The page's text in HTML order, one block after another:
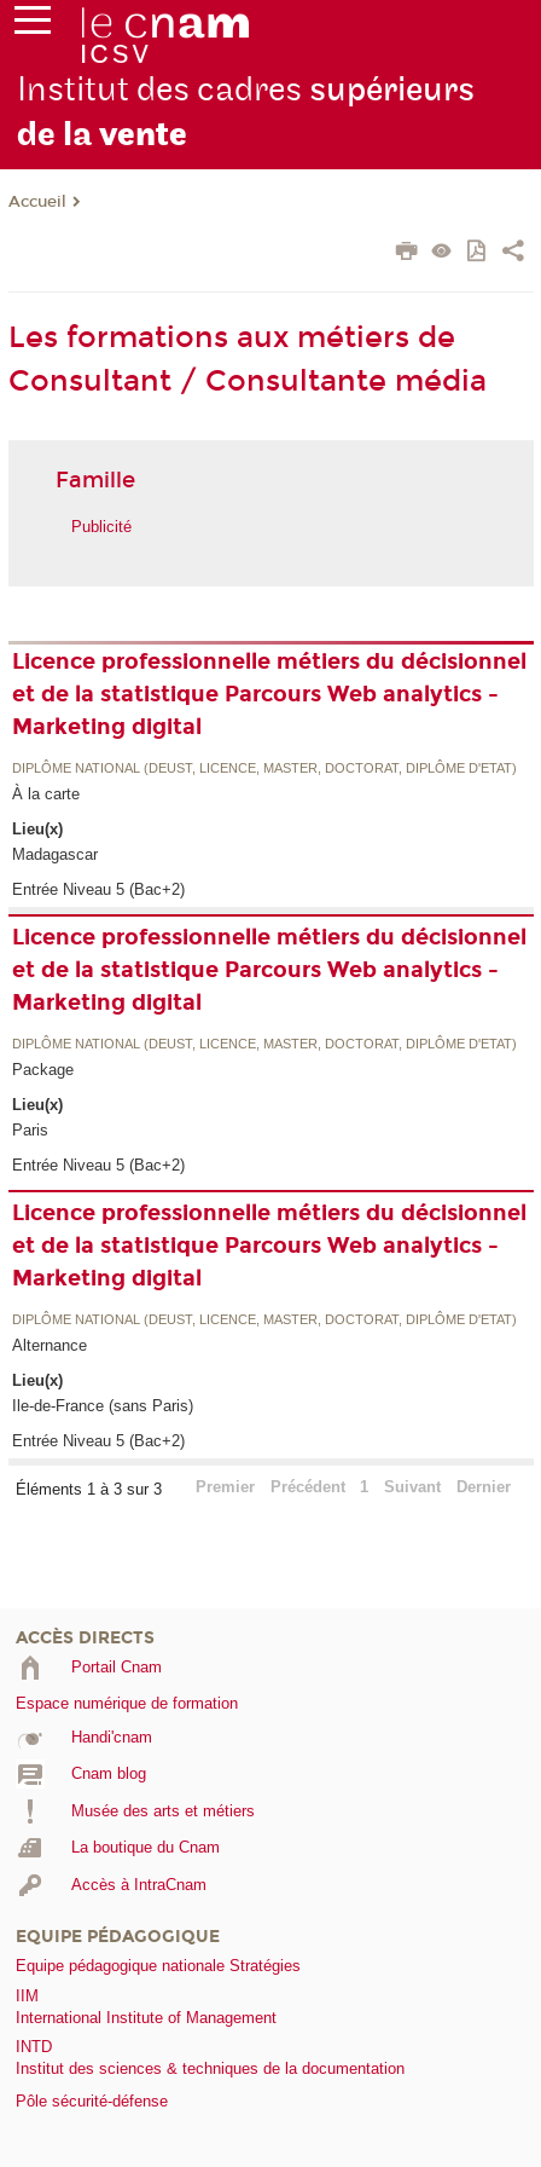
Institut des cadres supérieurs
de lavente
Accueil
Les formations aux métiers de
Consultant / Consultante média
Famille
Publicité
Licence professionnelle métiers du décisionnel
et de la statistique Parcours Web analytics -
Marketing digital
DIPLÔME NATIONAL (DEUST, LICENCE, MASTER, DOCTORAT, DIPLÔME D'ETAT)
À la carte
Lieu(x)
Madagascar
Entrée Niveau 5 (Bac+2)
Licence professionnelle métiers du décisionnel
et de la statistique Parcours Web analytics -
Marketing digital
DIPLÔME NATIONAL (DEUST, LICENCE, MASTER, DOCTORAT, DIPLÔME D'ETAT)
Package
Lieu(x)
Paris
Entrée Niveau 5 (Bac+2)
Licence professionnelle métiers du décisionnel
et de la statistique Parcours Web analytics -
Marketing digital
DIPLÔME NATIONAL (DEUST, LICENCE, MASTER, DOCTORAT, DIPLÔME D'ETAT)
Alternance
Lieu(x)
Ile-de-France (sans Paris)
Entrée Niveau 5 (Bac+2)
Éléments 1 à 3 sur 3 Premier Précédent 1 Suivant Dernier
ACCÈS DIRECTS
Portail Cnam
Espace numérique de formation
Handi'cnam
Cnam blog
Musée des arts et métiers
La boutique du Cnam
Accès à IntraCnam
EQUIPE PÉDAGOGIQUE
Equipe pédagogique nationale Stratégies
IIM
International Institute of Management
INTD
Institut des sciences & techniques de la documentation
Pôle sécurité-défense